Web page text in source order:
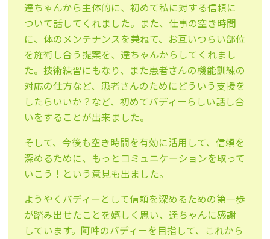
達ちゃんから主体的に、初めて私に対する信頼に
ついて話してくれました。また、仕事の空き時間
に、体のメンテナンスを兼ねて、お互いつらい部位
を施術し合う提案を、達ちゃんからしてくれまし
た。技術練習にもなり、また患者さんの機能訓練の
対応の仕方など、患者さんのためにどういう支援を
したらいいか？など、初めてバディーらしい話し合
いをすることが出来ました。
そして、今後も空き時間を有効に活用して、信頼を
深めるために、もっとコミュニケーションを取って
いこう！という意見も出ました。
ようやくバディーとして信頼を深めるための第一歩
が踏み出せたことを嬉しく思い、達ちゃんに感謝
しています。阿吽のバディーを目指して、これから